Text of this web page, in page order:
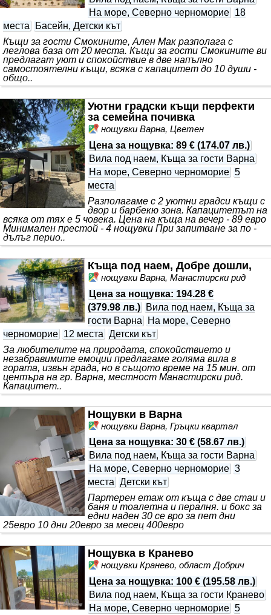
На море, Северно черноморие 18
места
Басейн, Детски кът
Къщи за гости Смокините, Ален Мак разполага с
леглова база от 20 места. Къщи за гости Смокините ви
предлагат уют и спокойствие в две напълно
самостоятелни къщи, всяка с капацитет до 10 души -
общо..
Уютни градски къщи перфекти
за семейна почивка
нощувки Варна, Цветен
Цена за нощувка: 89 € (174.07 лв.)
Вила под наем, Къща за гости Варна
На море, Северно черноморие 5
места
Разполагаме с 2 уютни градси къщи с
двор и барбекю зона. Капацитетът на
всяка от тях е 5 човека. Цена на къща на вечер - 89 евро
Минимален престой - 4 нощувки При запитване за по -
дълъг перио..
Къща под наем, Добре дошли,
нощувки Варна, Манастирски рид
Цена за нощувка: 194.28 €
(379.98 лв.)
Вила под наем, Къща за
гости Варна
На море, Северно
черноморие 12 места Детски кът
За любителите на природата, спокойствието и
незабравимите емоции предлагаме голяма вила в
гората, извън града, но в същото време на 15 мин. от
центъра на гр. Варна, местност Манастирски рид.
Капацитет..
Нощувки в Варна
нощувки Варна, Гръцки квартал
Цена за нощувка: 30 € (58.67 лв.)
Вила под наем, Къща за гости Варна
На море, Северно черноморие 3
места Детски кът
Партерен етаж от къща с две стаи и
баня и тоалетна и пералня. и бокс за
едни наден 30 се вро за пет дни
25евро 10 дни 20евро за месец 400евро
Нощувка в Кранево
нощувки Кранево, област Добрич
Цена за нощувка: 100 € (195.58 лв.)
Вила под наем, Къща за гости Кранево
На море, Северно черноморие 5